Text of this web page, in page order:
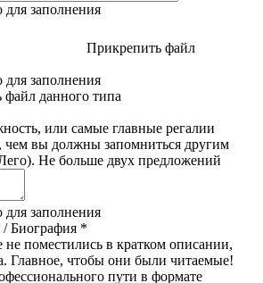
для заполнения
Прикрепить файл
для заполнения
файл данного типа
или самые главные регалии
чем вы должны запомниться другим
Не больше двух предложений
для заполнения
Биография *
не поместились в кратком описании,
Главное, чтобы они были читаемые!
пути в формате